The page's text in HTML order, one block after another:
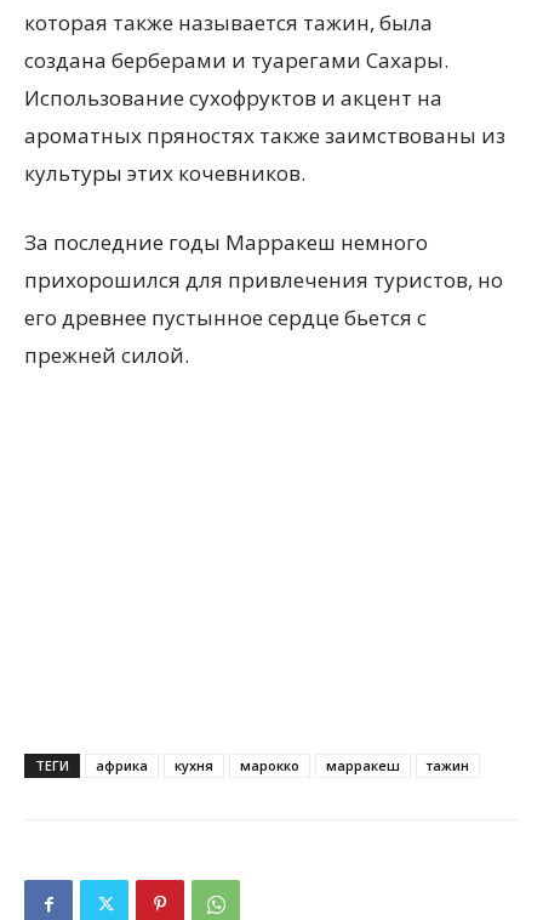
которая также называется тажин, была
создана берберами и туарегами Сахары.
Использование сухофруктов и акцент на
ароматных пряностях также заимствованы из
культуры этих кочевников.
За последние годы Марракеш немного
прихорошился для привлечения туристов, но
его древнее пустынное сердце бьется с
прежней силой.
ТЕГИ африка кухня марокко марракеш тажин